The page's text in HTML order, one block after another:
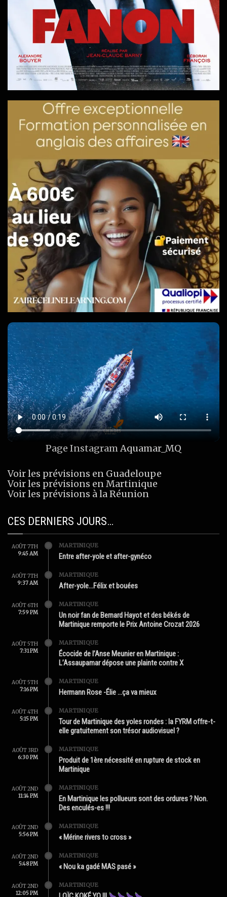
Page InstagramAquamar_MQ
Voir les prévisions en Guadeloupe
Voir les prévisions en Martinique
Voir les prévisions à la Réunion
CES DERNIERS JOURS…
AOÛT 7TH
9:45 AM
MARTINIQUE
Entre after-yole et after-gynéco
AOÛT 7TH
9:37 AM
MARTINIQUE
After-yole…Félix et bouées
AOÛT 6TH
7:59 PM
MARTINIQUE
Un noir fan de Bernard Hayot et des békés de
Martinique remporte le Prix Antoine Crozat 2026
AOÛT 5TH
7:31 PM
MARTINIQUE
Écocide de l’Anse Meunier en Martinique :
L’Assaupamar dépose une plainte contre X
AOÛT 5TH
7:16 PM
MARTINIQUE
Hermann Rose -Élie …ça va mieux
AOÛT 4TH
5:15 PM
MARTINIQUE
Tour de Martinique des yoles rondes : la FYRM offre-t-
elle gratuitement son trésor audiovisuel ?
AOÛT 3RD
6:30 PM
MARTINIQUE
Produit de 1ère nécessité en rupture de stock en
Martinique
AOÛT 2ND
11:14 PM
MARTINIQUE
En Martinique les pollueurs sont des ordures ? Non.
Des enculés-es !!!
AOÛT 2ND
5:56 PM
MARTINIQUE
« Mérine rivers to cross »
AOÛT 2ND
5:48 PM
MARTINIQUE
« Nou ka gadé MAS pasé »
AOÛT 2ND
12:05 PM
MARTINIQUE